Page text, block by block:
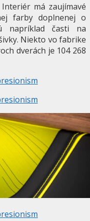
má zaujímavé
farby doplnenej o
napríklad časti na
Niekto vo fabrike
dverách je 104 268